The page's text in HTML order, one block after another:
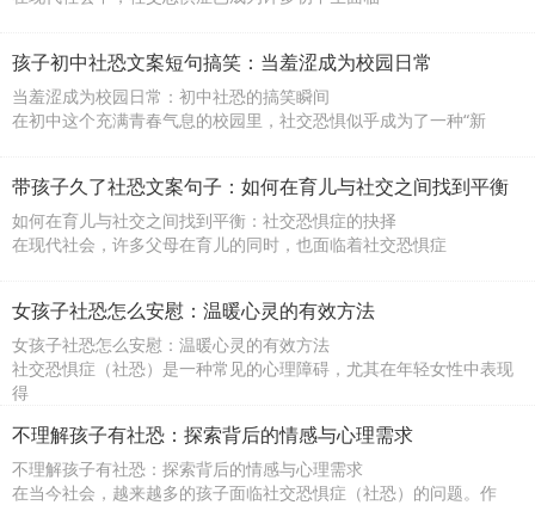
孩子初中社恐文案短句搞笑：当羞涩成为校园日常
当羞涩成为校园日常：初中社恐的搞笑瞬间
在初中这个充满青春气息的校园里，社交恐惧似乎成为了一种“新
带孩子久了社恐文案句子：如何在育儿与社交之间找到平衡
如何在育儿与社交之间找到平衡：社交恐惧症的抉择
在现代社会，许多父母在育儿的同时，也面临着社交恐惧症
女孩子社恐怎么安慰：温暖心灵的有效方法
女孩子社恐怎么安慰：温暖心灵的有效方法
社交恐惧症（社恐）是一种常见的心理障碍，尤其在年轻女性中表现
得
不理解孩子有社恐：探索背后的情感与心理需求
不理解孩子有社恐：探索背后的情感与心理需求
在当今社会，越来越多的孩子面临社交恐惧症（社恐）的问题。作